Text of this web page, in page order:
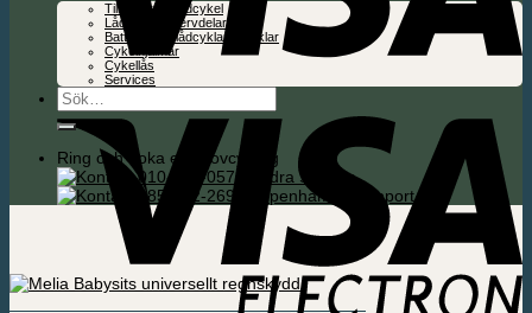
Tillbehör för lådcykel
Lådcykel reservdelar
Batterier för lådcyklar & cyklar
Cykelhjälmar
Cykellås
Services
Sök
efter:
Ring och boka en Provcykling
010-330-0575 Södra Sverige
085-592-2695 Köpenhamn / Support